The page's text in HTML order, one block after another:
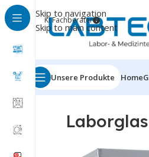
Skip to navigation
Skip to main content
KI Fachberater
Unsere Produkte Home